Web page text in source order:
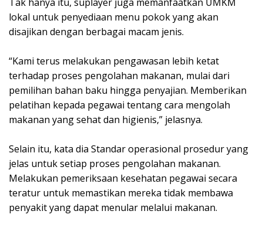
Tak hanya itu, suplayer juga memanfaatkan UMKM
lokal untuk penyediaan menu pokok yang akan
disajikan dengan berbagai macam jenis.
“Kami terus melakukan pengawasan lebih ketat
terhadap proses pengolahan makanan, mulai dari
pemilihan bahan baku hingga penyajian. Memberikan
pelatihan kepada pegawai tentang cara mengolah
makanan yang sehat dan higienis,” jelasnya.
Selain itu, kata dia Standar operasional prosedur yang
jelas untuk setiap proses pengolahan makanan.
Melakukan pemeriksaan kesehatan pegawai secara
teratur untuk memastikan mereka tidak membawa
penyakit yang dapat menular melalui makanan.